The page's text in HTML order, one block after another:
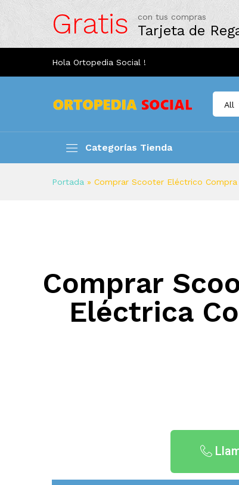
Gratis con tus compras
Tarjeta de
Hola Ortopedia Social !
All
Categorías Tienda
Portada » Comprar Scooter Eléctrico
Comprar
Eléctrica